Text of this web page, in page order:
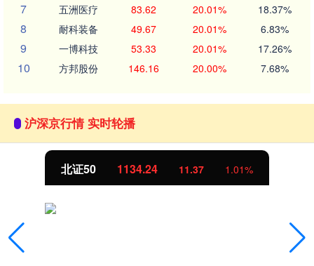
7 五洲医疗 83.62 20.01% 18.37%
8 耐科装备 49.67 20.01% 6.83%
9 一博科技 53.33 20.01% 17.26%
10 方邦股份 146.16 20.00% 7.68%
沪深京行情 实时轮播
北证50 1134.24 11.37 1.01%